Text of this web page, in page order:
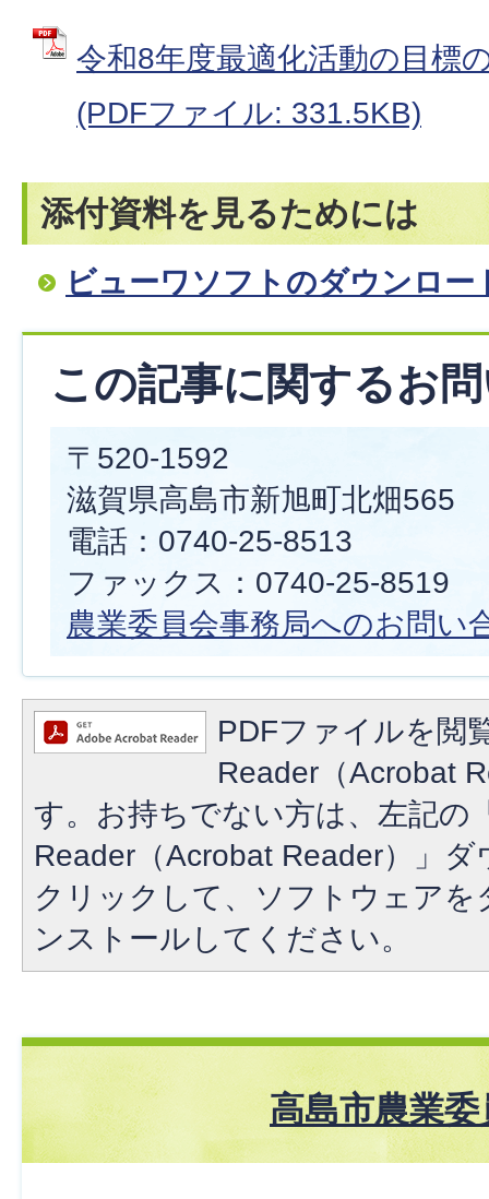
令和8年度最適化活動の目標
(PDFファイル: 331.5KB)
添付資料を見るためには
ビューワソフトのダウンロー
この記事に関するお
〒520-1592
滋賀県高島市新旭町北畑565
電話：0740-25-8513
ファックス：0740-25-8519
農業委員会事務局へのお問い
PDFファイルを閲
Reader（Acrobat
す。お持ちでない方は、左記の
Reader（Acrobat Reader）」
クリックして、ソフトウェア
ンストールしてください。
高島市農業委